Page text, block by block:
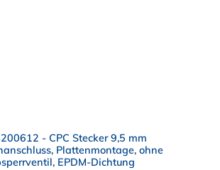
- CPC Stecker 9,5 mm
Plattenmontage, ohne
EPDM-Dichtung